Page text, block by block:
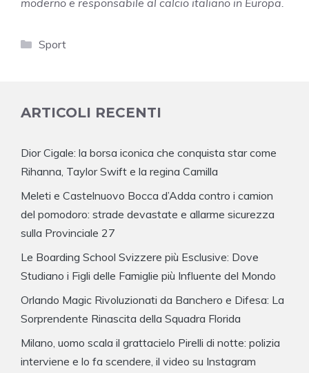
Categorie
Sport
ARTICOLI RECENTI
Dior Cigale: la borsa iconica che conquista star come
Rihanna, Taylor Swift e la regina Camilla
Meleti e Castelnuovo Bocca d’Adda contro i camion
del pomodoro: strade devastate e allarme sicurezza
sulla Provinciale 27
Le Boarding School Svizzere più Esclusive: Dove
Studiano i Figli delle Famiglie più Influente del Mondo
Orlando Magic Rivoluzionati da Banchero e Difesa: La
Sorprendente Rinascita della Squadra Florida
Milano, uomo scala il grattacielo Pirelli di notte: polizia
interviene e lo fa scendere, il video su Instagram